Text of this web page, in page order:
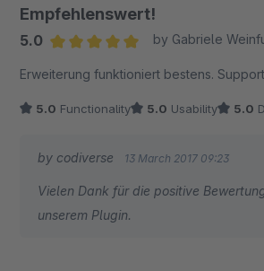
Empfehlenswert!
5.0
by Gabriele
Erweiterung funktioniert bestens.
5.0 Functionality 5.0 Usability 5.0
by codiverse 13 March 2017 09:23
Vielen Dank für die positive
unserem Plugin.